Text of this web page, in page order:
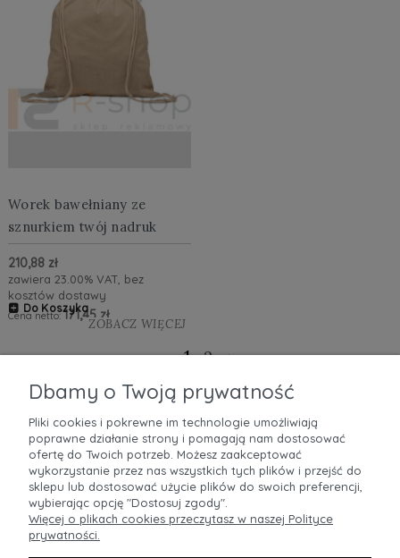
Worek bawełniany ze
sznurkiem twój nadruk
210,88 zł
zawiera 23.00% VAT, bez
kosztów dostawy
Cena netto:171,45 zł
Do Koszyka
ZOBACZ WIĘCEJ
« 1 2 »
POMOC
MOJE KONTO
PŁATNOŚCI I DOSTAWA
Dbamy o Twoją prywatność
Pliki cookies i pokrewne im technologie umożliwiają
poprawne działanie strony i pomagają nam dostosować
ofertę do Twoich potrzeb. Możesz zaakceptować
wykorzystanie przez nas wszystkich tych plików i przejść do
sklepu lub dostosować użycie plików do swoich preferencji,
wybierając opcję "Dostosuj zgody".
Więcej o plikach cookies przeczytasz w naszej Polityce
prywatności.